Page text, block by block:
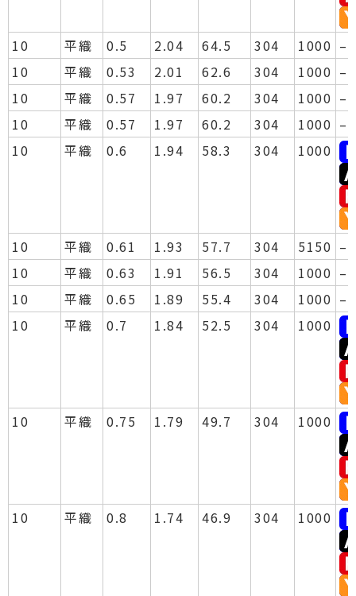
10 平織 0.5 2.04 64.5 304 1000 –
10
平織 0.53 2.01 62.6 304 1000 –
10
平織 0.57 1.97 60.2 304 1000 –
10
平織 0.57 1.97 60.2 304 1000 –
10
平織 0.6 1.94 58.3 304 1000
10 平織 0.61 1.93 57.7 304 5150 –
10
平織 0.63 1.91 56.5 304 1000 –
10
平織 0.65 1.89 55.4 304 1000 –
10
平織 0.7 1.84 52.5 304 1000
10 平織 0.75 1.79 49.7 304 1000
10 平織 0.8 1.74 46.9 304 1000